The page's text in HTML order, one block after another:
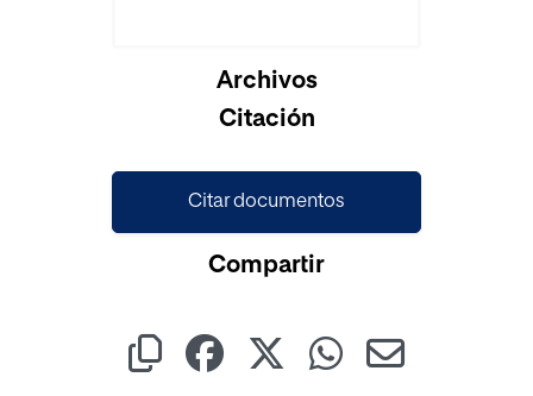
Archivos
Citación
Citar documentos
Compartir